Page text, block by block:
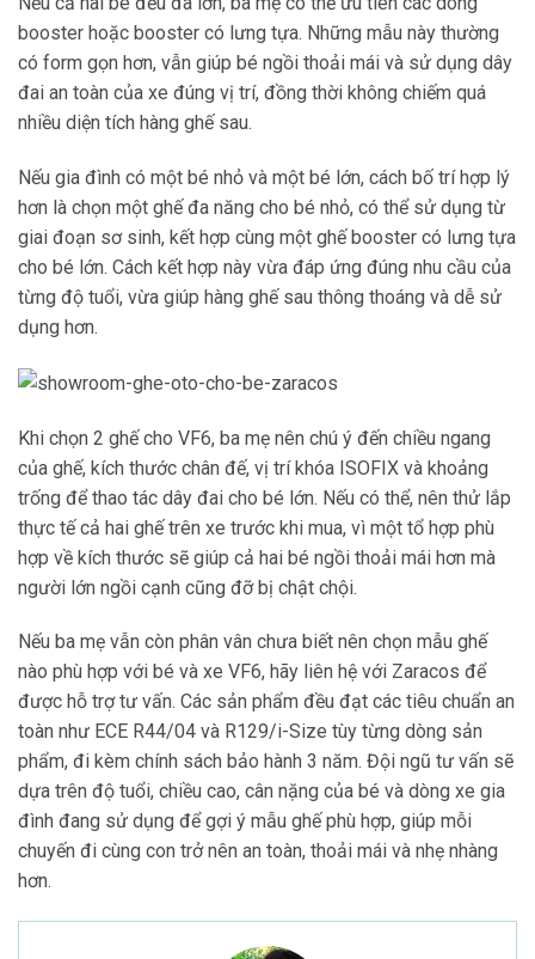
booster hoặc booster có lưng tựa. Những mẫu này thường
có form gọn hơn, vẫn giúp bé ngồi thoải mái và sử dụng dây
đai an toàn của xe đúng vị trí, đồng thời không chiếm quá
nhiều diện tích hàng ghế sau.
Nếu gia đình có một bé nhỏ và một bé lớn, cách bố trí hợp lý
hơn là chọn một ghế đa năng cho bé nhỏ, có thể sử dụng từ
giai đoạn sơ sinh, kết hợp cùng một ghế booster có lưng tựa
cho bé lớn. Cách kết hợp này vừa đáp ứng đúng nhu cầu của
từng độ tuổi, vừa giúp hàng ghế sau thông thoáng và dễ sử
dụng hơn.
Khi chọn 2 ghế cho VF6, ba mẹ nên chú ý đến chiều ngang
của ghế, kích thước chân đế, vị trí khóa ISOFIX và khoảng
trống để thao tác dây đai cho bé lớn. Nếu có thể, nên thử lắp
thực tế cả hai ghế trên xe trước khi mua, vì một tổ hợp phù
hợp về kích thước sẽ giúp cả hai bé ngồi thoải mái hơn mà
người lớn ngồi cạnh cũng đỡ bị chật chội.
Nếu ba mẹ vẫn còn phân vân chưa biết nên chọn mẫu ghế
nào phù hợp với bé và xe VF6, hãy liên hệ với Zaracos để
được hỗ trợ tư vấn. Các sản phẩm đều đạt các tiêu chuẩn an
toàn như ECE R44/04 và R129/i-Size tùy từng dòng sản
phẩm, đi kèm chính sách bảo hành 3 năm. Đội ngũ tư vấn sẽ
dựa trên độ tuổi, chiều cao, cân nặng của bé và dòng xe gia
đình đang sử dụng để gợi ý mẫu ghế phù hợp, giúp mỗi
chuyến đi cùng con trở nên an toàn, thoải mái và nhẹ nhàng
hơn.